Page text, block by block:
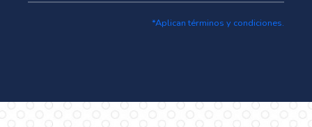
*Aplican términos y condiciones.